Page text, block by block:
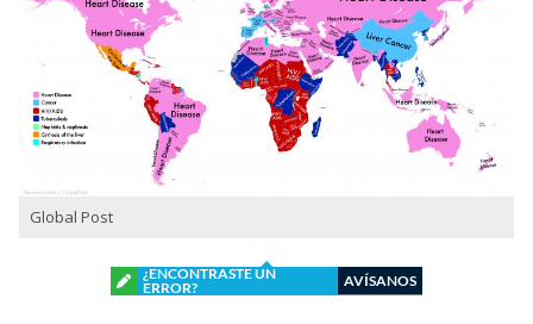
Global Post
¿ENCONTRASTE UN
ERROR?
AVÍSANOS